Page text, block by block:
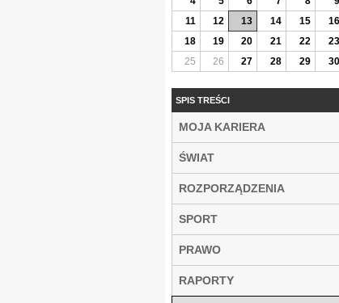
11
12 13 14 15 16
18
19 20 21 22 23
25
26 27 28 29 30
SPIS TREŚCI
MOJA KARIERA
ŚWIAT
ROZPORZĄDZENIA
SPORT
PRAWO
RAPORTY